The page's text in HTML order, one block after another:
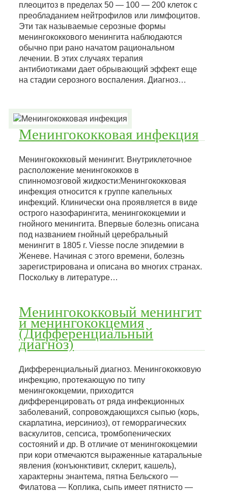
плеоцитоз в пределах 50 — 100 — 200 клеток с
преобладанием нейтрофилов или лимфоцитов.
Эти так называемые серозные формы
менингококкового менингита наблюдаются
обычно при рано начатом рациональном
лечении. В этих случаях терапия
антибиотиками дает обрывающий эффект еще
на стадии серозного воспаления. Диагноз…
Менингококковая инфекция
Менингококковый менингит. Внутриклеточное
расположение менингококков в
спинномозговой жидкости:Менингококковая
инфекция относится к группе капельных
инфекций. Клинически она проявляется в виде
острого назофарингита, менингококцемии и
гнойного менингита. Впервые болезнь описана
под названием гнойный церебральный
менингит в 1805 г. Viesse после эпидемии в
Женеве. Начиная с этого времени, болезнь
зарегистрирована и описана во многих странах.
Поскольку в литературе…
Менингококковый менингит
и менингококцемия
(Дифференциальный
диагноз)
Дифференциальный диагноз. Менингококковую
инфекцию, протекающую по типу
менингококцемии, приходится
дифференцировать от ряда инфекционных
заболеваний, сопровождающихся сыпью (корь,
скарлатина, иерсиниоз), от геморрагических
васкулитов, сепсиса, тромбопенических
состояний и др. В отличие от менингококцемии
при кори отмечаются выраженные катаральные
явления (конъюнктивит, склерит, кашель),
характерны энантема, пятна Бельского —
Филатова — Коплика, сыпь имеет пятнисто —